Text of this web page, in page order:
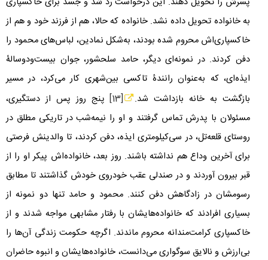
به خانواده تحویل داده نشد. خانواده که حالا، هم از فرزند خود و هم از
خاکسپاری‌اش محروم شده بودند، به‌شکل نمادین، لباس‌های محمود را
دفن کردند. در نمونه‌ای دیگر، حامد سلحشور، جوان بیست‌ودوسالۀ
ایذه‌ای، که به‌عنوان رانندۀ تاکسی بین‌شهری کار می‌کرد، در مسیر
بازگشت به خانه بازداشت شد.
[13]پنج روز پس از دستگیری،
مسئولان با پدرش تماس گرفتند و او را نیمه‌شب در تاریکی مطلق در
روستای قلعه‌تل، در سی‌کیلومتری ایذه، دفن کردند، تا والدینش فرصتی
برای آخرین وداع هم نداشته باشند. روز بعد، خانواده‌اش پیکر او را از
قبر بیرون آوردند و در صندلی عقب خودروی خودش گذاشتند تا مطابق
رسومشان در زادگاهش دفن کنند. محمود و حامد تنها دو نمونه از
بسیاری افرادند که خانواده‌هایشان با رفتار مشابهی مواجه شدند و از
خاکسپاری کرامت‌مندانه محروم ماندند. اگرچه حکومت زندگی آن‌ها را
بی‌ارزش و نالایق سوگواری می‌دانست، خانواده‌هایشان و انبوه حاضران